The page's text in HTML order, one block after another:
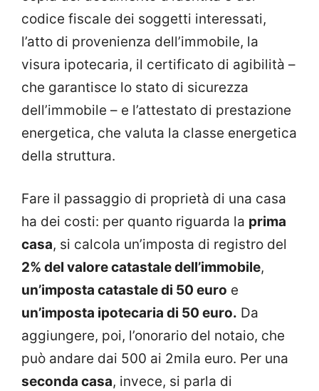
codice fiscale dei soggetti interessati,
l’atto di provenienza dell’immobile, la
visura ipotecaria, il certificato di agibilità –
che garantisce lo stato di sicurezza
dell’immobile – e l’attestato di prestazione
energetica, che valuta la classe energetica
della struttura.
Fare il passaggio di proprietà di una casa
ha dei costi: per quanto riguarda la prima
casa, si calcola un’imposta di registro del
2% del valore catastale dell’immobile,
un’imposta catastale di 50 euro e
un’imposta ipotecaria di 50 euro. Da
aggiungere, poi, l’onorario del notaio, che
può andare dai 500 ai 2mila euro. Per una
seconda casa, invece, si parla di